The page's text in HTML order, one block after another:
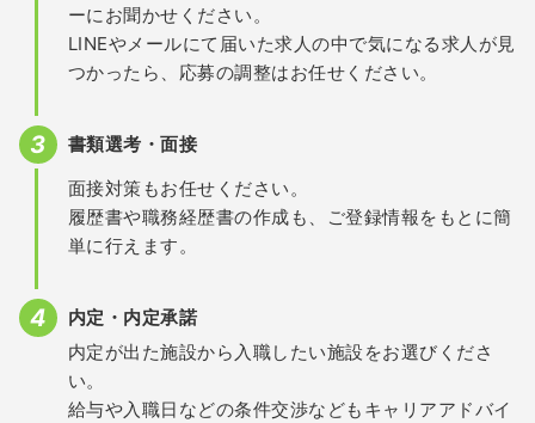
ーにお聞かせください。
LINEやメールにて届いた求人の中で気になる求人が見
つかったら、応募の調整はお任せください。
書類選考・面接
面接対策もお任せください。
履歴書や職務経歴書の作成も、ご登録情報をもとに簡
単に行えます。
内定・内定承諾
内定が出た施設から入職したい施設をお選びくださ
い。
給与や入職日などの条件交渉などもキャリアアドバイ